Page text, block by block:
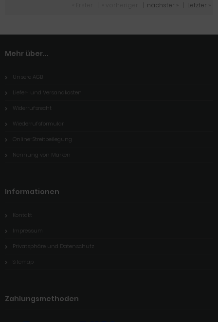
nächster » Letzter »
Mehr über...
Unsere AGB
Liefer- und Versandkosten
Widerrufsrecht
Wiederrufsformular
Online-Streitbeilegung
Nennung von Marken
Informationen
Kontakt
Impressum
Privatsphäre und Datenschutz
Sitemap
Zahlungsmethoden